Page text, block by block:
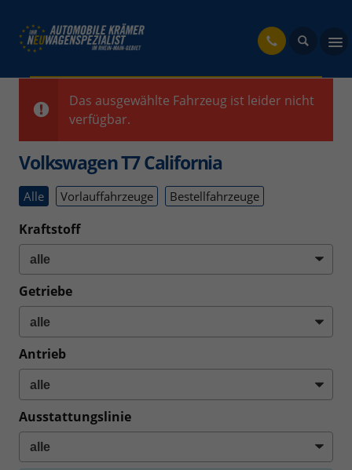
Das ausgewählte Fahrzeug ist leider nicht
verfügbar.
Volkswagen T7 California
Alle Vorlauffahrzeuge Bestellfahrzeuge
Kraftstoff
Getriebe
Antrieb
Ausstattungslinie